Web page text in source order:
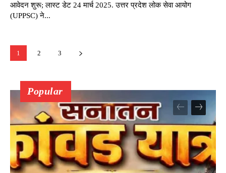
आवेदन शुरू; लास्ट डेट 24 मार्च 2025. उत्तर प्रदेश लोक सेवा आयोग
(UPPSC) ने...
1 2 3
Popular